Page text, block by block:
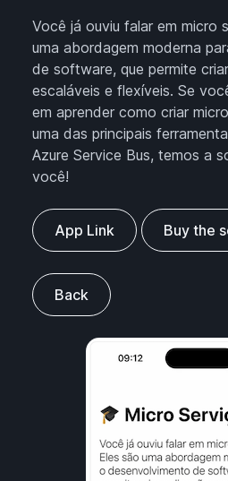
Você já ouviu falar em micro
uma abordagem moderna
de software, que permite
escaláveis e flexíveis. Se
em aprender como criar
uma das principais
Azure Service Bus, temos a
você!
App Link Buy the
Back